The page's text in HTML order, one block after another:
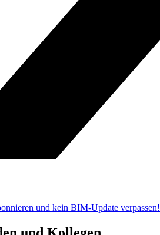
und kein BIM-Update verpassen!